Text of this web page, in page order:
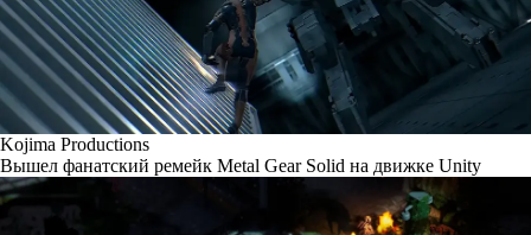
Kojima Productions
Вышел фанатский ремейк Metal Gear Solid на движке Unity